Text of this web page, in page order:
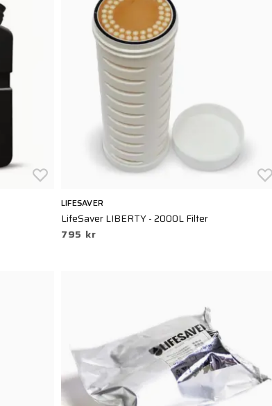
LIFESAVER
LifeSaver LIBERTY - 2000L Filter
795 kr